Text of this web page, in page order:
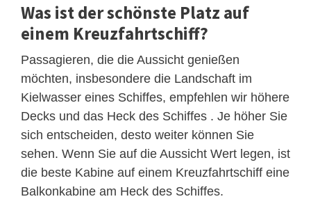
Was ist der schönste Platz auf
einem Kreuzfahrtschiff?
Passagieren, die die Aussicht genießen
möchten, insbesondere die Landschaft im
Kielwasser eines Schiffes, empfehlen wir höhere
Decks und das Heck des Schiffes . Je höher Sie
sich entscheiden, desto weiter können Sie
sehen. Wenn Sie auf die Aussicht Wert legen, ist
die beste Kabine auf einem Kreuzfahrtschiff eine
Balkonkabine am Heck des Schiffes.